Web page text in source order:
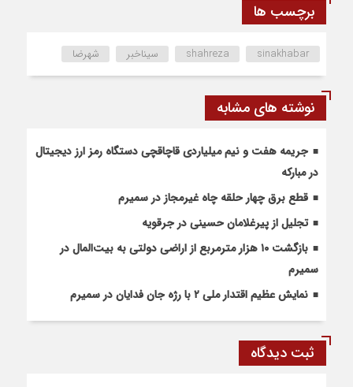
برچسب ها
shahreza sinakhabar سیناخبر شهرضا
نوشته های مشابه
جریمه هفت و نیم میلیاردی قاچاقچی دستگاه رمز ارز دیجیتال
در مبارکه
قطع برق چهار حلقه چاه غیرمجاز در سمیرم
تجلیل از پیرغلامان حسینی در جرقویه
بازگشت ۱۰ هزار مترمربع از اراضی دولتی به بیت‌المال در
سمیرم
نمایش عظیم اقتدار ملی ۲ با رژه جان فدایان در سمیرم
ثبت دیدگاه